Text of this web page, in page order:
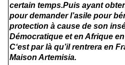
certain temps.Puis ayant
pour demander l’asile pour
protection à cause de son
Démocratique et en Afrique
C‘est par là qu’il rentrera en
Maison Artemisia.